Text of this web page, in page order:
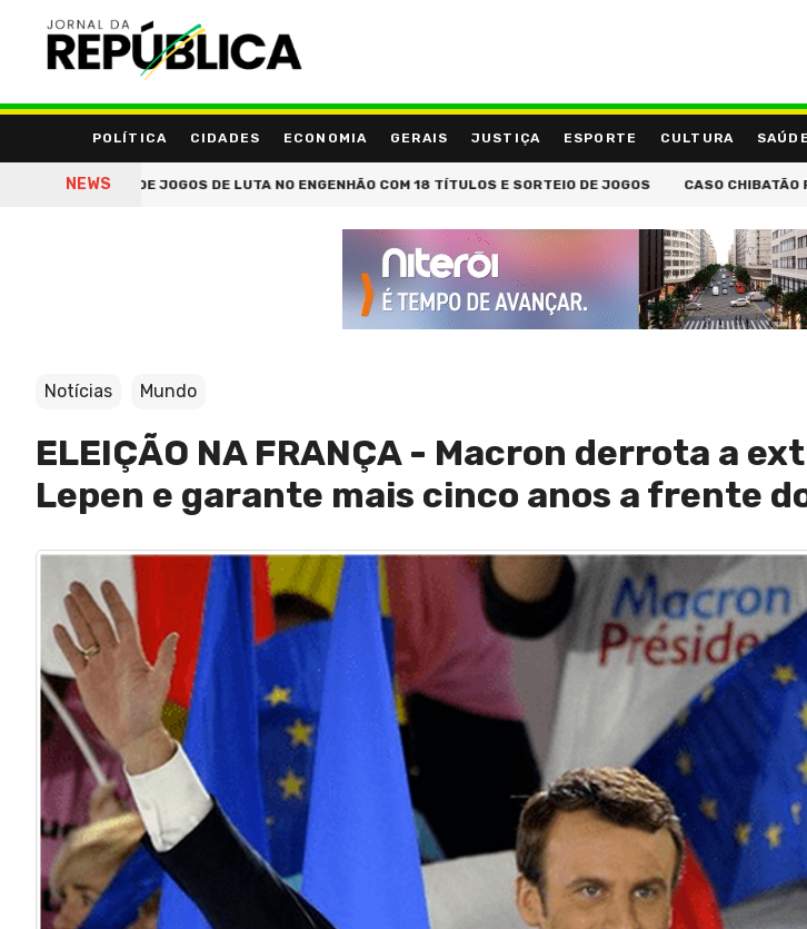
POLÍTICA CIDADES ECONOMIA GERAIS JUSTIÇA ESPORTE CULTURA
NEWS
DE JOGOS DE LUTA NO ENGENHÃO COM 18 TÍTULOS E SORTEIO DE JOGOS CASO CHIBATÃO
Notícias Mundo
ELEIÇÃO NA FRANÇA - Macron derrota a
Lepen e garante mais cinco anos a frente